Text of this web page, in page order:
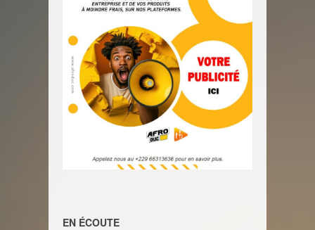
EN ÉCOUTE